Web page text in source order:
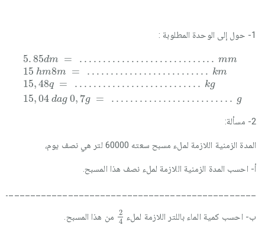
1- حول إلى الوحدة المطلوبة :
5.85dm = … … … … … … … . . . . . .. . mm
15 hm8m = … … … … … . . … … … km
15,48q = … … … … . … … … … . . kg
15,04 dag 0, 7g = … … … … … … … … . . g
5 85dm =…
15hm8 m=
15,48q= ……
15,04da g0
2- مسألة:
المدة الزمنية اللازمة لملء مسبح سعته 60000 لتر هي نصف يوم،
أ- احسب المدة الزمنية اللازمة لملء نصف هذا المسبح.
ب- احسب كمية الماء باللتر اللازمة لملء
2
4
24
من هذا المسبح.